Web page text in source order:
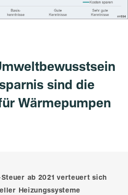
sind die
Wärmepumpen
ab 2021 verteuert sich
Heizungssysteme